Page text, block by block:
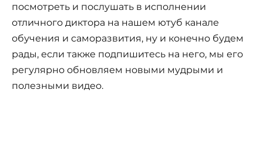
посмотреть и послушать в исполнении
отличного диктора на нашем ютуб канале
обучения и саморазвития, ну и конечно будем
рады, если также подпишитесь на него, мы его
регулярно обновляем новыми мудрыми и
полезными видео.